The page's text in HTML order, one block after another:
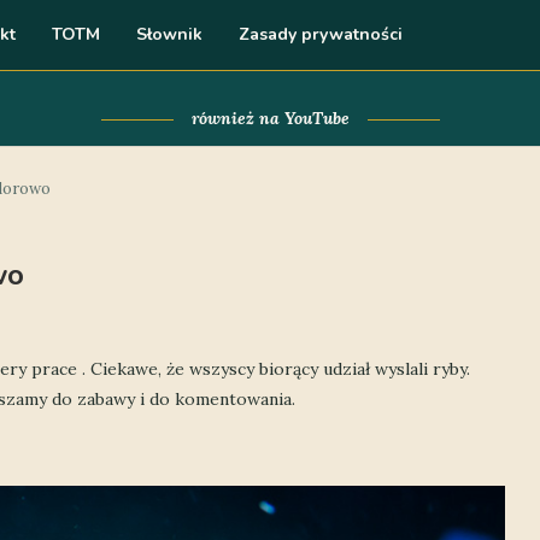
TOTM Słownik Zasady prywatności
również na YouTube
prace . Ciekawe, że wszyscy biorący udział wyslali ryby.
do zabawy i do komentowania.